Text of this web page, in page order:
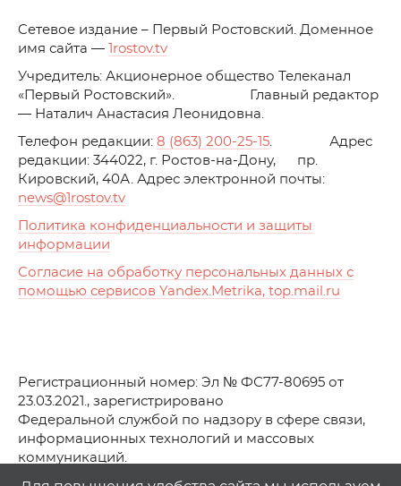
Cетевое издание – Первый Ростовский. Доменное
имя сайта —
1rostov.tv
Учредитель: Акционерное общество Телеканал
«Первый Ростовский». Главный редактор
— Наталич Анастасия Леонидовна.
Телефон редакции: 8 (863) 200-25-15. Адрес
редакции: 344022, г. Ростов-на-Дону, пр.
Кировский, 40А. Адрес электронной почты:
news@1rostov.tv
Политика конфиденциальности и защиты
информации
Согласие на обработку персональных данных с
помощью сервисов Yandex.Metrika, top.mail.ru
Регистрационный номер: Эл № ФС77-80695 от
23.03.2021., зарегистрировано
Федеральной службой по надзору в сфере связи,
информационных технологий и массовых
коммуникаций.